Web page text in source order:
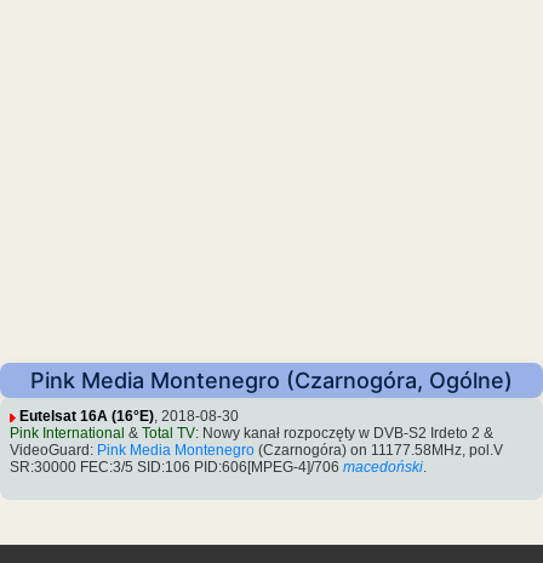
Pink Media Montenegro (Czarnogóra, Ogólne)
Eutelsat 16A (16°E), 2018-08-30
Pink International & Total TV: Nowy kanał rozpoczęty w DVB-S2 Irdeto 2 &
VideoGuard: Pink Media Montenegro (Czarnogóra) on 11177.58MHz, pol.V
SR:30000 FEC:3/5 SID:106 PID:606[MPEG-4]/706 macedoński.